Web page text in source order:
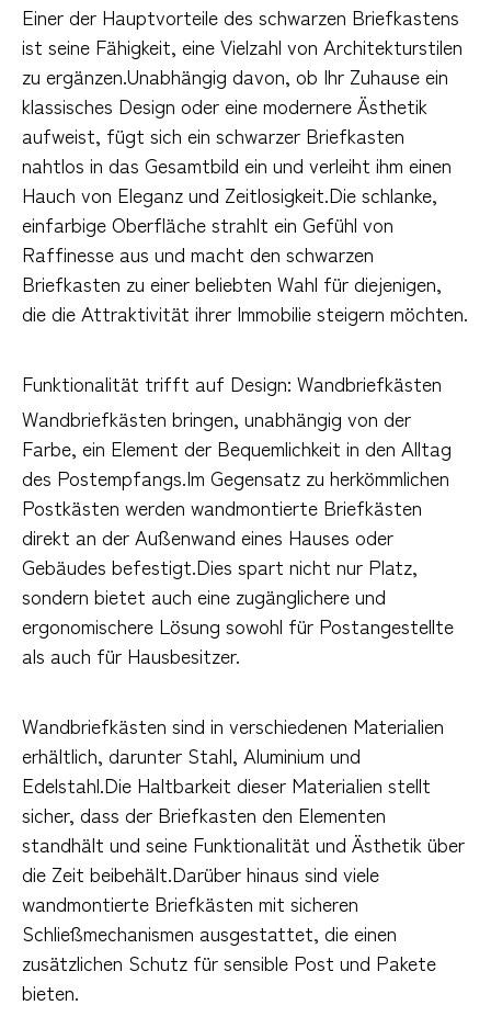
Einer der Hauptvorteile des schwarzen Briefkastens
ist seine Fähigkeit, eine Vielzahl von Architekturstilen
zu ergänzen.Unabhängig davon, ob Ihr Zuhause ein
klassisches Design oder eine modernere Ästhetik
aufweist, fügt sich ein schwarzer Briefkasten
nahtlos in das Gesamtbild ein und verleiht ihm einen
Hauch von Eleganz und Zeitlosigkeit.Die schlanke,
einfarbige Oberfläche strahlt ein Gefühl von
Raffinesse aus und macht den schwarzen
Briefkasten zu einer beliebten Wahl für diejenigen,
die die Attraktivität ihrer Immobilie steigern möchten.
Funktionalität trifft auf Design: Wandbriefkästen
Wandbriefkästen bringen, unabhängig von der
Farbe, ein Element der Bequemlichkeit in den Alltag
des Postempfangs.Im Gegensatz zu herkömmlichen
Postkästen werden wandmontierte Briefkästen
direkt an der Außenwand eines Hauses oder
Gebäudes befestigt.Dies spart nicht nur Platz,
sondern bietet auch eine zugänglichere und
ergonomischere Lösung sowohl für Postangestellte
als auch für Hausbesitzer.
Wandbriefkästen sind in verschiedenen Materialien
erhältlich, darunter Stahl, Aluminium und
Edelstahl.Die Haltbarkeit dieser Materialien stellt
sicher, dass der Briefkasten den Elementen
standhält und seine Funktionalität und Ästhetik über
die Zeit beibehält.Darüber hinaus sind viele
wandmontierte Briefkästen mit sicheren
Schließmechanismen ausgestattet, die einen
zusätzlichen Schutz für sensible Post und Pakete
bieten.